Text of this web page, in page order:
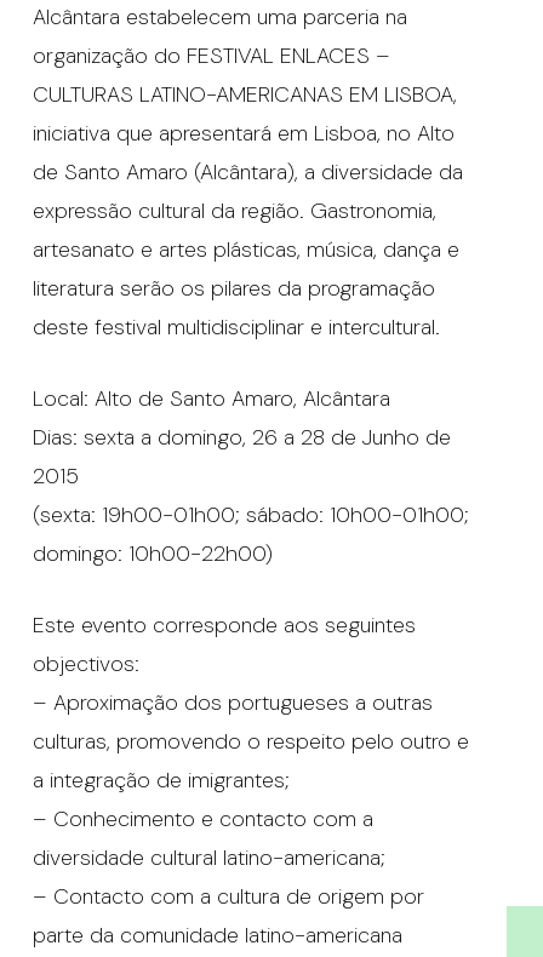
Alcântara estabelecem uma parceria na
organização do FESTIVAL ENLACES –
CULTURAS LATINO-AMERICANAS EM LISBOA,
iniciativa que apresentará em Lisboa, no Alto
de Santo Amaro (Alcântara), a diversidade da
expressão cultural da região. Gastronomia,
artesanato e artes plásticas, música, dança e
literatura serão os pilares da programação
deste festival multidisciplinar e intercultural.
Local: Alto de Santo Amaro, Alcântara
Dias: sexta a domingo, 26 a 28 de Junho de
2015
(sexta: 19h00-01h00; sábado: 10h00-01h00;
domingo: 10h00-22h00)
Este evento corresponde aos seguintes
objectivos:
– Aproximação dos portugueses a outras
culturas, promovendo o respeito pelo outro e
a integração de imigrantes;
– Conhecimento e contacto com a
diversidade cultural latino-americana;
– Contacto com a cultura de origem por
parte da comunidade latino-americana